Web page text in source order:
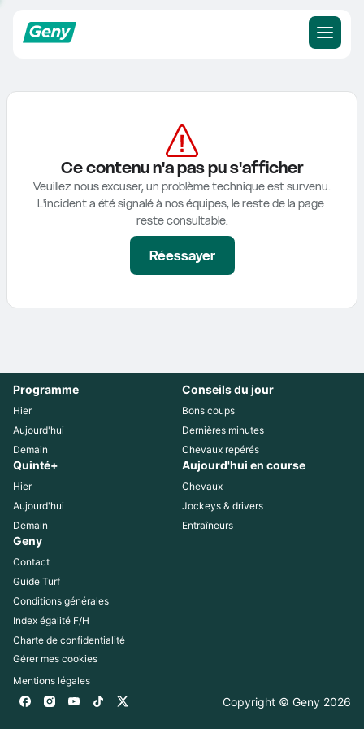
Ce contenu n'a pas pu s'afficher
Veuillez nous excuser, un problème technique est survenu.
L'incident a été signalé à nos équipes, le reste de la page
reste consultable.
Réessayer
Programme
Hier
Aujourd'hui
Demain
Conseils du jour
Bons coups
Dernières minutes
Chevaux repérés
Quinté+
Hier
Aujourd'hui
Demain
Aujourd'hui en course
Chevaux
Jockeys & drivers
Entraîneurs
Geny
Contact
Guide Turf
Conditions générales
Index égalité F/H
Charte de confidentialité
Gérer mes cookies
Mentions légales
Copyright © Geny 2026